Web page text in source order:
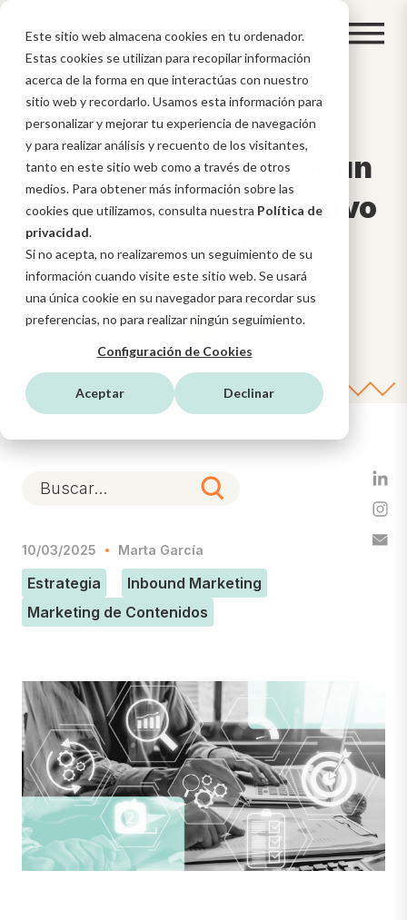
Este sitio web almacena cookies en tu ordenador.
Estas cookies se utilizan para recopilar información
acerca de la forma en que interactúas con nuestro
sitio web y recordarlo. Usamos esta información para
personalizar y mejorar tu experiencia de navegación
y para realizar análisis y recuento de los visitantes,
tanto en este sitio web como a través de otros
medios. Para obtener más información sobre las
cookies que utilizamos, consulta nuestra Política de
privacidad.
Si no acepta, no realizaremos un seguimiento de su
información cuando visite este sitio web. Se usará
una única cookie en su navegador para recordar sus
preferencias, no para realizar ningún seguimiento.
Configuración de Cookies
Aceptar Declinar
Herramientas y
técnicas para hacer un
benchmarking efectivo
en 2025
10/03/2025 Marta García
Estrategia
Inbound Marketing
Marketing de Contenidos